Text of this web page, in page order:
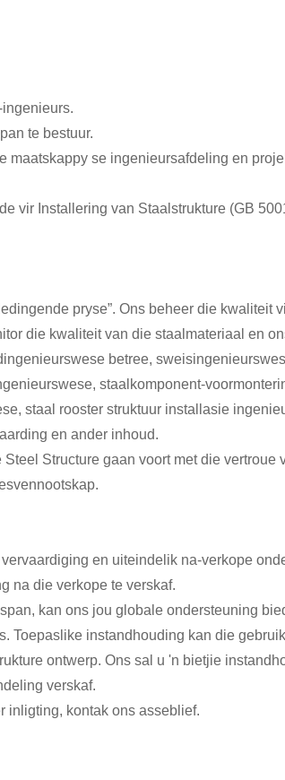
te bestuur.
se ingenieursafdeling en
vir Installering van Staalstrukture (GB
pryse”. Ons beheer die
die kwaliteit van die staalmateriaal en
betree,
staalkomponent-
staal rooster struktuur installasie
en ander inhoud.
Structure gaan voort met die
en uiteindelik na-verkope
na die verkope te verskaf.
kan ons jou globale ondersteuning
instandhouding kan die
ontwerp. Ons sal u 'n bietjie
verskaf.
inligting, kontak ons ​​asseblief.